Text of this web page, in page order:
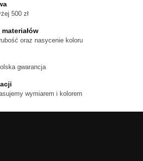
można
wybrać
na
produktu
500 zł
oraz nasycenie koloru
gwarancja
wymiarem i kolorem